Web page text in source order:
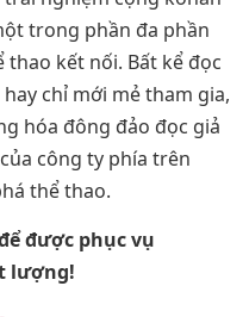
trong phần đa phần
kết nối. Bất kể đọc
chỉ mới mẻ tham gia,
hóa đông đảo đọc giả
công ty phía trên
thể thao.
được phục vụ
lượng!